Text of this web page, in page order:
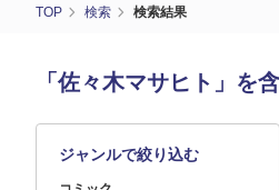
TOP 検索 検索結果
「佐々木マサヒト」を
ジャンルで絞り込む